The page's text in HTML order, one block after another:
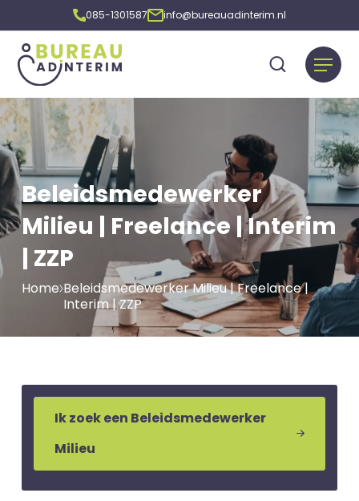
085-1301587 info@bureauadinterim.nl
Beleidsmedewerker
Milieu | Freelance | Interim
| ZZP
Home Beleidsmedewerker Milieu | Freelance |
Interim | ZZP
Ik zoek een Beleidsmedewerker
Milieu